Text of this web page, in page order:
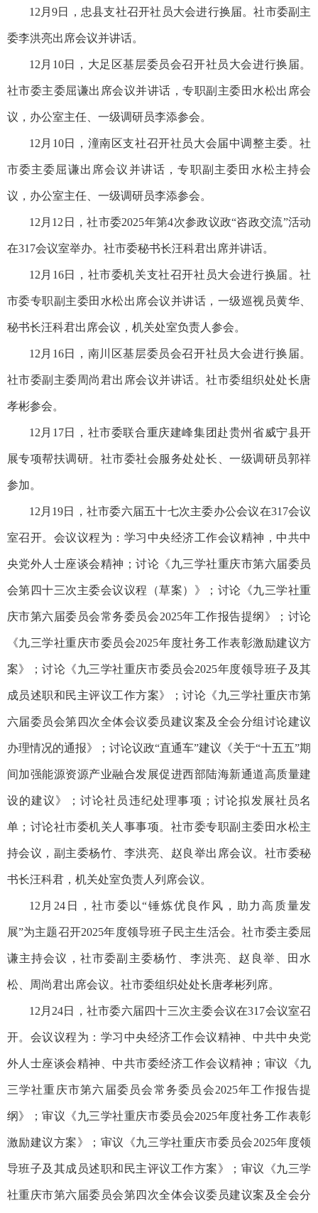
12月9日，忠县支社召开社员大会进行换届。社市委副主
委李洪亮出席会议并讲话。
12月10日，大足区基层委员会召开社员大会进行换届。
社市委主委屈谦出席会议并讲话，专职副主委田水松出席会
议，办公室主任、一级调研员李添参会。
12月10日，潼南区支社召开社员大会届中调整主委。社
市委主委屈谦出席会议并讲话，专职副主委田水松主持会
议，办公室主任、一级调研员李添参会。
12月12日，社市委2025年第4次参政议政“咨政交流”活动
在317会议室举办。社市委秘书长汪科君出席并讲话。
12月16日，社市委机关支社召开社员大会进行换届。社
市委专职副主委田水松出席会议并讲话，一级巡视员黄华、
秘书长汪科君出席会议，机关处室负责人参会。
12月16日，南川区基层委员会召开社员大会进行换届。
社市委副主委周尚君出席会议并讲话。社市委组织处处长唐
孝彬参会。
12月17日，社市委联合重庆建峰集团赴贵州省威宁县开
展专项帮扶调研。社市委社会服务处处长、一级调研员郭祥
参加。
12月19日，社市委六届五十七次主委办公会议在317会议
室召开。会议议程为：学习中央经济工作会议精神，中共中
央党外人士座谈会精神；讨论《九三学社重庆市第六届委员
会第四十三次主委会议议程（草案）》；讨论《九三学社重
庆市第六届委员会常务委员会2025年工作报告提纲》；讨论
《九三学社重庆市委员会2025年度社务工作表彰激励建议方
案》；讨论《九三学社重庆市委员会2025年度领导班子及其
成员述职和民主评议工作方案》；讨论《九三学社重庆市第
六届委员会第四次全体会议委员建议案及全会分组讨论建议
办理情况的通报》；讨论议政“直通车”建议《关于“十五五”期
间加强能源资源产业融合发展促进西部陆海新通道高质量建
设的建议》；讨论社员违纪处理事项；讨论拟发展社员名
单；讨论社市委机关人事事项。社市委专职副主委田水松主
持会议，副主委杨竹、李洪亮、赵良举出席会议。社市委秘
书长汪科君，机关处室负责人列席会议。
12月24日，社市委以“锤炼优良作风，助力高质量发
展”为主题召开2025年度领导班子民主生活会。社市委主委屈
谦主持会议，社市委副主委杨竹、李洪亮、赵良举、田水
松、周尚君出席会议。社市委组织处处长唐孝彬列席。
12月24日，社市委六届四十三次主委会议在317会议室召
开。会议议程为：学习中央经济工作会议精神、中共中央党
外人士座谈会精神、中共市委经济工作会议精神；审议《九
三学社重庆市第六届委员会常务委员会2025年工作报告提
纲》；审议《九三学社重庆市委员会2025年度社务工作表彰
激励建议方案》；审议《九三学社重庆市委员会2025年度领
导班子及其成员述职和民主评议工作方案》；审议《九三学
社重庆市第六届委员会第四次全体会议委员建议案及全会分